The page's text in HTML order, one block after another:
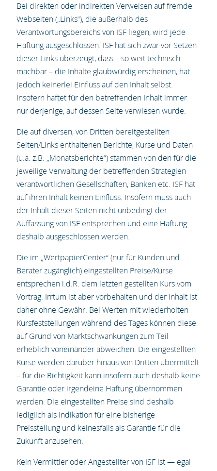
Bei direkten oder indirekten Verweisen auf fremde
Webseiten („Links“), die außerhalb des
Verantwortungsbereichs von ISF liegen, wird jede
Haftung ausgeschlossen. ISF hat sich zwar vor Setzen
dieser Links überzeugt, dass – so weit technisch
machbar – die Inhalte glaubwürdig erscheinen, hat
jedoch keinerlei Einfluss auf den Inhalt selbst.
Insofern haftet für den betreffenden Inhalt immer
nur derjenige, auf dessen Seite verwiesen wurde.
Die auf diversen, von Dritten bereitgestellten
Seiten/Links enthaltenen Berichte, Kurse und Daten
(u.a. z.B. „Monatsberichte“) stammen von den für die
jeweilige Verwaltung der betreffenden Strategien
verantwortlichen Gesellschaften, Banken etc. ISF hat
auf ihren Inhalt keinen Einfluss. Insofern muss auch
der Inhalt dieser Seiten nicht unbedingt der
Auffassung von ISF entsprechen und eine Haftung
deshalb ausgeschlossen werden.
Die im „WertpapierCenter“ (nur für Kunden und
Berater zugänglich) eingestellten Preise/Kurse
entsprechen i.d.R. dem letzten gestellten Kurs vom
Vortrag. Irrtum ist aber vorbehalten und der Inhalt ist
daher ohne Gewähr. Bei Werten mit wiederholten
Kursfeststellungen während des Tages können diese
auf Grund von Marktschwankungen zum Teil
erheblich voneinander abweichen. Die eingestellten
Kurse werden darüber hinaus von Dritten übermittelt
– für die Richtigkeit kann insofern auch deshalb keine
Garantie oder irgendeine Haftung übernommen
werden. Die eingestellten Preise sind deshalb
lediglich als Indikation für eine bisherige
Preisstellung und keinesfalls als Garantie für die
Zukunft anzusehen.
Kein Vermittler oder Angestellter von ISF ist — egal